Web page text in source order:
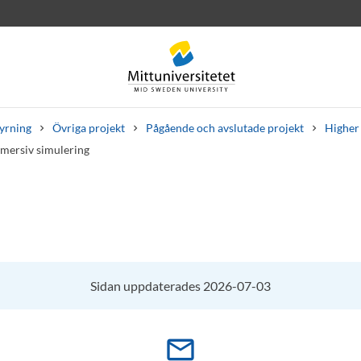
Övriga projekt Pågående och avslutade projekt
simulering
Sidan uppdaterades 2026-07-03
mail_outline